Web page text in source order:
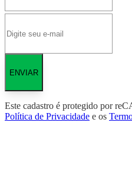
ENVIAR
Este cadastro é protegido por
Política de Privacidade e os